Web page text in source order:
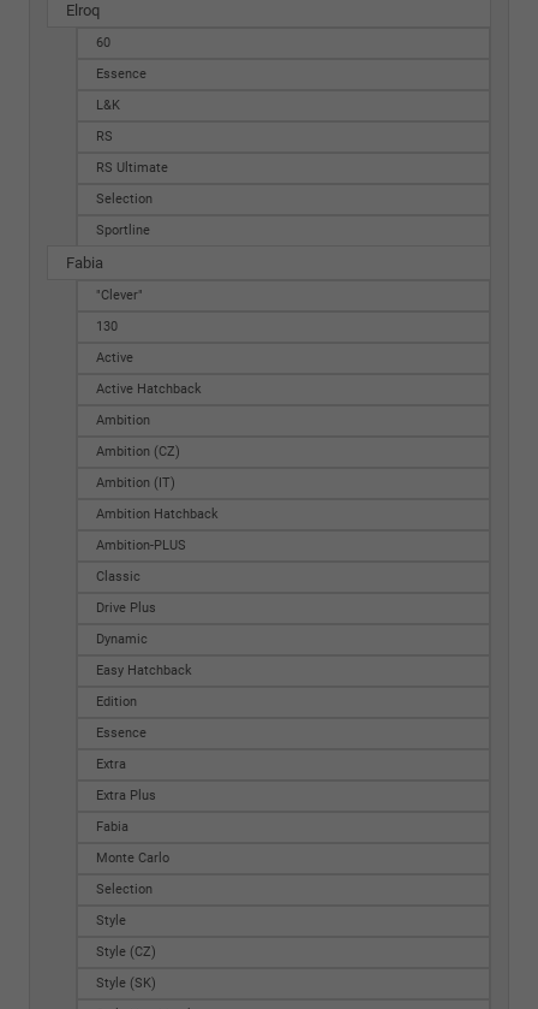
Elroq
60
Essence
L&K
RS
RS Ultimate
Selection
Sportline
Fabia
"Clever"
130
Active
Active Hatchback
Ambition
Ambition (CZ)
Ambition (IT)
Ambition Hatchback
Ambition-PLUS
Classic
Drive Plus
Dynamic
Easy Hatchback
Edition
Essence
Extra
Extra Plus
Fabia
Monte Carlo
Selection
Style
Style (CZ)
Style (SK)